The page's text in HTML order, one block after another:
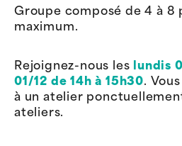
Groupe composé de 4 à 8
maximum.
Rejoignez-nous les lundis
01/12 de 14h à 15h30.
à un atelier
ateliers.